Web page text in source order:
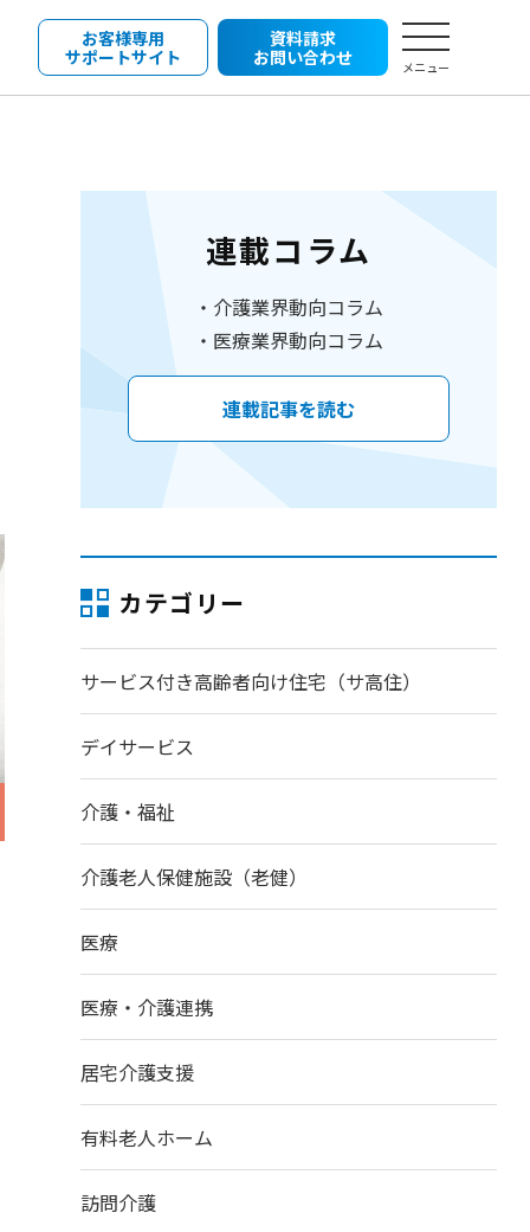
お客様専用
サポートサイト
資料請求
お問い合わせ
メニュー
連載コラム
介護業界動向コラム
医療業界動向コラム
連載記事を読む
カテゴリー
サービス付き高齢者向け住宅（サ高住）
デイサービス
介護・福祉
介護老人保健施設（老健）
医療
医療・介護連携
居宅介護支援
有料老人ホーム
訪問介護